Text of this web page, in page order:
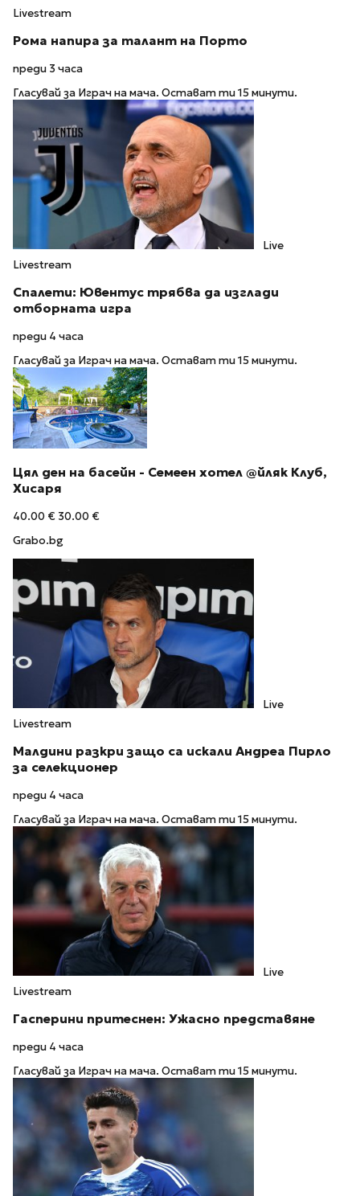
Livestream
Рома напира за талант на Порто
преди 3 часа
Гласувай за Играч на мача. Остават ти 15 минути.
Live
Livestream
Спалети: Ювентус трябва да изглади
отборната игра
преди 4 часа
Гласувай за Играч на мача. Остават ти 15 минути.
Цял ден на басейн - Семеен хотел @йляк Клуб,
Хисаря
40.00 € 30.00 €
Grabo.bg
Live
Livestream
Малдини разкри защо са искали Андреа Пирло
за селекционер
преди 4 часа
Гласувай за Играч на мача. Остават ти 15 минути.
Live
Livestream
Гасперини притеснен: Ужасно представяне
преди 4 часа
Гласувай за Играч на мача. Остават ти 15 минути.